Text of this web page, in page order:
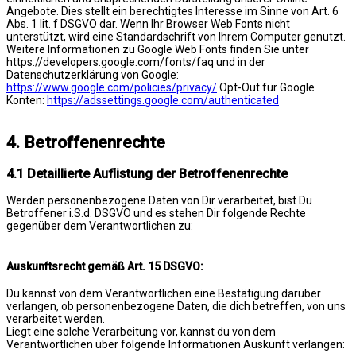
Angebote. Dies stellt ein berechtigtes Interesse im Sinne von Art. 6
Abs. 1 lit. f DSGVO dar. Wenn Ihr Browser Web Fonts nicht
unterstützt, wird eine Standardschrift von Ihrem Computer genutzt.
Weitere Informationen zu Google Web Fonts finden Sie unter
https://developers.google.com/fonts/faq und in der
Datenschutzerklärung von Google:
https://www.google.com/policies/privacy/Opt-Out für Google
Konten: https://adssettings.google.com/authenticated
4. Betroffenenrechte
4.1 Detaillierte Auflistung der Betroffenenrechte
Werden personenbezogene Daten von Dir verarbeitet, bist Du
Betroffener i.S.d. DSGVO und es stehen Dir folgende Rechte
gegenüber dem Verantwortlichen zu:
Auskunftsrecht gemäß Art. 15 DSGVO:
Du kannst von dem Verantwortlichen eine Bestätigung darüber
verlangen, ob personenbezogene Daten, die dich betreffen, von uns
verarbeitet werden.
Liegt eine solche Verarbeitung vor, kannst du von dem
Verantwortlichen über folgende Informationen Auskunft verlangen: